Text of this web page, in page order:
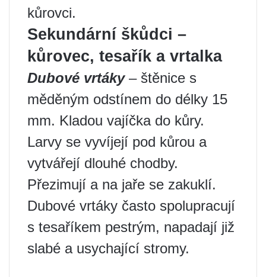
kůrovci.
Sekundární škůdci –
kůrovec, tesařík a vrtalka
Dubové vrtáky– štěnice s
měděným odstínem do délky 15
mm. Kladou vajíčka do kůry.
Larvy se vyvíjejí pod kůrou a
vytvářejí dlouhé chodby.
Přezimují a na jaře se zakuklí.
Dubové vrtáky často spolupracují
s tesaříkem pestrým, napadají již
slabé a usychající stromy.